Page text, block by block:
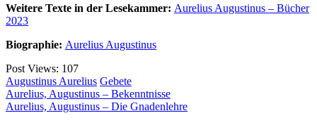
Weitere Texte in der Lesekammer: Aurelius Augustinus – Bücher
2023
Biographie: Aurelius Augustinus
Post Views: 107
Augustinus Aurelius Gebete
Beitragsnavigation
Aurelius, Augustinus – Bekenntnisse
Aurelius, Augustinus – Die Gnadenlehre